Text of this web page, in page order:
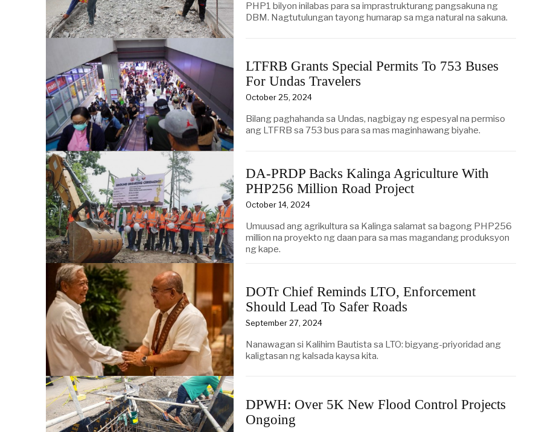
PHP1 bilyon inilabas para sa imprastrukturang pangsakuna ng
DBM. Nagtutulungan tayong humarap sa mga natural na sakuna.
LTFRB Grants Special Permits To 753 Buses
For Undas Travelers
October 25, 2024
Bilang paghahanda sa Undas, nagbigay ng espesyal na permiso
ang LTFRB sa 753 bus para sa mas maginhawang biyahe.
DA-PRDP Backs Kalinga Agriculture With
PHP256 Million Road Project
October 14, 2024
Umuusad ang agrikultura sa Kalinga salamat sa bagong PHP256
million na proyekto ng daan para sa mas magandang produksyon
ng kape.
DOTr Chief Reminds LTO, Enforcement
Should Lead To Safer Roads
September 27, 2024
Nanawagan si Kalihim Bautista sa LTO: bigyang-priyoridad ang
kaligtasan ng kalsada kaysa kita.
DPWH: Over 5K New Flood Control Projects
Ongoing